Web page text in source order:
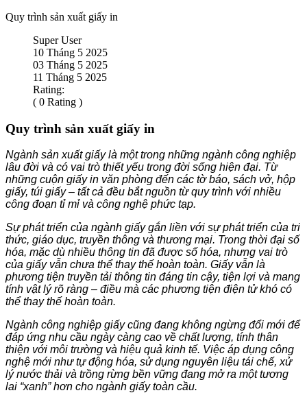
Quy trình sản xuất giấy in
Super User
10 Tháng 5 2025
03 Tháng 5 2025
11 Tháng 5 2025
Rating:
( 0 Rating )
Quy trình sản xuất giấy in
Ngành sản xuất giấy là một trong những ngành công nghiệp
lâu đời và có vai trò thiết yếu trong đời sống hiện đại. Từ
những cuộn giấy in văn phòng đến các tờ báo, sách vở, hộp
giấy, túi giấy – tất cả đều bắt nguồn từ quy trình với nhiều
công đoạn tỉ mỉ và công nghệ phức tạp.
Sự phát triển của ngành giấy gắn liền với sự phát triển của tri
thức, giáo dục, truyền thông và thương mại. Trong thời đại số
hóa, mặc dù nhiều thông tin đã được số hóa, nhưng vai trò
của giấy vẫn chưa thể thay thế hoàn toàn. Giấy vẫn là
phương tiện truyền tải thông tin đáng tin cậy, tiện lợi và mang
tính vật lý rõ ràng – điều mà các phương tiện điện tử khó có
thể thay thế hoàn toàn.
Ngành công nghiệp giấy cũng đang không ngừng đổi mới để
đáp ứng nhu cầu ngày càng cao về chất lượng, tính thân
thiện với môi trường và hiệu quả kinh tế. Việc áp dụng công
nghệ mới như tự động hóa, sử dụng nguyên liệu tái chế, xử
lý nước thải và trồng rừng bền vững đang mở ra một tương
lai “xanh” hơn cho ngành giấy toàn cầu.